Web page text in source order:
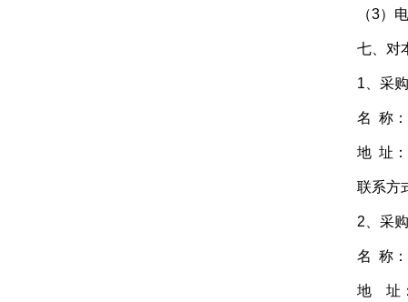
（3）电子
七、对本
1、采购
名 称：
地 址：
联系方式
2、采购
名 称：
地 址：广